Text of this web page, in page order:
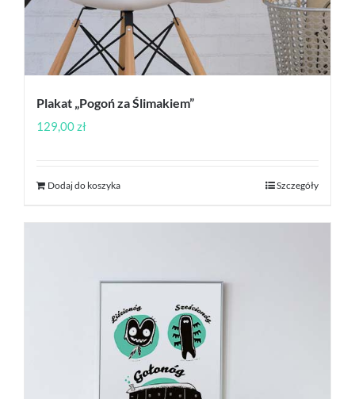
Plakat „Pogoń za Ślimakiem”
129,00zł
Dodaj do koszyka Szczegóły